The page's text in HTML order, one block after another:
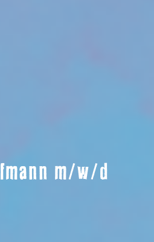
m/w/d